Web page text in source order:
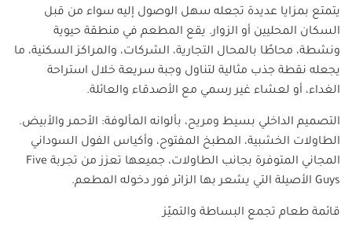
يتمتع بمزايا عديدة تجعله سهل الوصول إليه سواء من قبل
السكان المحليين أو الزوار. يقع المطعم في منطقة حيوية
ونشطة، محاطًا بالمحال التجارية، الشركات، والمراكز السكنية، ما
يجعله نقطة جذب مثالية لتناول وجبة سريعة خلال استراحة
الغداء، أو لعشاء غير رسمي مع الأصدقاء والعائلة.
التصميم الداخلي بسيط ومريح، بألوانه المألوفة: الأحمر والأبيض.
الطاولات الخشبية، المطبخ المفتوح، وأكياس الفول السوداني
المجاني المتوفرة بجانب الطاولات، جميعها تعزز من تجربة Five
Guys الأصيلة التي يشعر بها الزائر فور دخوله المطعم.
قائمة طعام تجمع البساطة والتميّز